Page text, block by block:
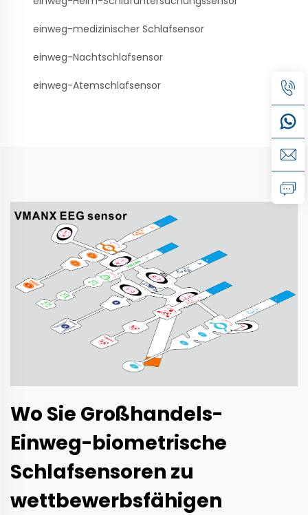
einweg-medizinischer Schlafsensor
einweg-Nachtschlafsensor
einweg-Atemschlafsensor
Wo Sie Großhandels-
Einweg-biometrische
Schlafsensoren zu
wettbewerbsfähigen